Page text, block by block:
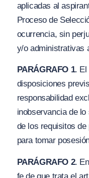
aplicadas al
Proceso de
ocurrencia, sin
y/o administrativas
PARÁGRAFO 1. El
disposiciones
responsabilidad
inobservancia de
de los requisitos
para tomar
PARÁGRAFO 2.
fe de que trata el